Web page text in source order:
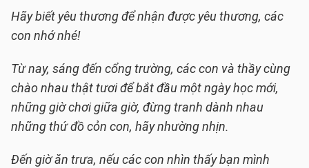
Hãy biết yêu thương để nhận được yêu thương, các
con nhớ nhé!
Từ nay, sáng đến cổng trường, các con và thầy cùng
chào nhau thật tươi để bắt đầu một ngày học mới,
những giờ chơi giữa giờ, đừng tranh dành nhau
những thứ đồ cỏn con, hãy nhường nhịn.
Đến giờ ăn trưa, nếu các con nhìn thấy bạn mình